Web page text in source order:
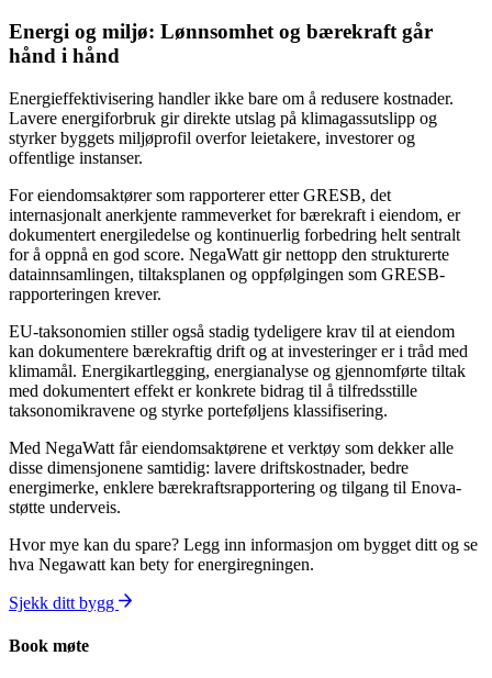
Energi og miljø: Lønnsomhet og bærekraft går
hånd i hånd
Energieffektivisering handler ikke bare om å redusere kostnader.
Lavere energiforbruk gir direkte utslag på klimagassutslipp og
styrker byggets miljøprofil overfor leietakere, investorer og
offentlige instanser.
For eiendomsaktører som rapporterer etter GRESB, det
internasjonalt anerkjente rammeverket for bærekraft i eiendom, er
dokumentert energiledelse og kontinuerlig forbedring helt sentralt
for å oppnå en god score. NegaWatt gir nettopp den strukturerte
datainnsamlingen, tiltaksplanen og oppfølgingen som GRESB-
rapporteringen krever.
EU-taksonomien stiller også stadig tydeligere krav til at eiendom
kan dokumentere bærekraftig drift og at investeringer er i tråd med
klimamål. Energikartlegging, energianalyse og gjennomførte tiltak
med dokumentert effekt er konkrete bidrag til å tilfredsstille
taksonomikravene og styrke porteføljens klassifisering.
Med NegaWatt får eiendomsaktørene et verktøy som dekker alle
disse dimensjonene samtidig: lavere driftskostnader, bedre
energimerke, enklere bærekraftsrapportering og tilgang til Enova-
støtte underveis.
Hvor mye kan du spare? Legg inn informasjon om bygget ditt og se
hva Negawatt kan bety for energiregningen.
Sjekk ditt bygg
Book møte